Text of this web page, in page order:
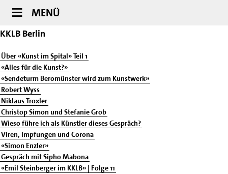
MENÜ
KKLB Berlin
Über «Kunst im Spital» Teil 1
«Alles für die Kunst?»
«Sendeturm Beromünster wird zum Kunstwerk»
Robert Wyss
Niklaus Troxler
Christop Simon und Stefanie Grob
Wieso führe ich als Künstler dieses Gespräch?
Viren, Impfungen und Corona
«Simon Enzler»
Gespräch mit Sipho Mabona
«Emil Steinberger im KKLB» | Folge 11